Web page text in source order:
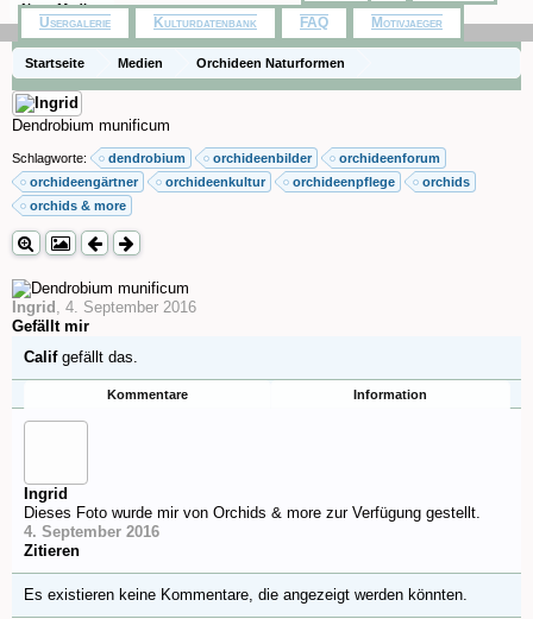
Startseite Medien Orchideen Naturformen
Dendrobium munificum
Schlagworte: dendrobium orchideenbilder
orchideenforum
orchideengärtner
orchideenkultur orchideenpflege
orchids
orchids & more
Ingrid , 4. September 2016
Gefällt mir
Califgefällt das.
Kommentare Information
Ingrid
Dieses Foto wurde mir von Orchids & more zur Verfügung gestellt.
4. September 2016
Zitieren
Es existieren keine Kommentare, die angezeigt werden könnten.
Neue Medien
Usergalerie Kulturdatenbank FAQ Motivjaeger